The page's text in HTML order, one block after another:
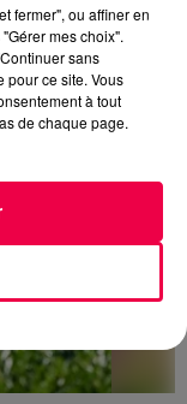
fermer", ou affiner en
mes choix".
sans
pour ce site. Vous
à tout
de chaque page.